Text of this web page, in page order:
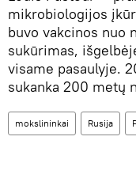
mikrobiologijos
buvo vakcinos nuo
sukūrimas,
visame pasaulyje.
sukanka 200 metų
mokslininkai Rusija